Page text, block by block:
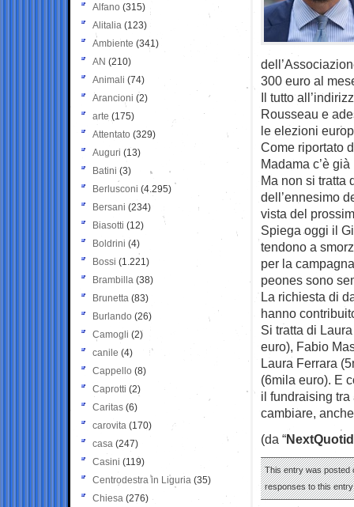
300 euro al
Il tutto
Rousseau e
le elezioni
Come riportato
Madama c’è
Ma non si tratta
dell’ennesimo
vista del
Spiega oggi il
tendono a
per la
peones sono
La richiesta di
hanno
Si tratta di
euro), Fabio
Laura Ferrara
(6mila euro). E
il fundraising
cambiare,
(da “
This entry was posted
responses to this
Alfano (315)
Alitalia (123)
Ambiente (341)
AN (210)
Animali (74)
Arancioni (2)
arte (175)
Attentato (329)
Auguri (13)
Batini (3)
Berlusconi (4.295)
Bersani (234)
Biasotti (12)
Boldrini (4)
Bossi (1.221)
Brambilla (38)
Brunetta (83)
Burlando (26)
Camogli (2)
canile (4)
Cappello (8)
Caprotti (2)
Caritas (6)
carovita (170)
casa (247)
Casini (119)
Centrodestra in Liguria (35)
Chiesa (276)